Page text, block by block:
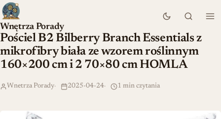
Wnętrza Porady
Pościel B2 Bilberry Branch Essentials z
mikrofibry biała ze wzorem roślinnym
160×200 cm i 2 70×80 cm HOMLA
Wnetrza Porady 2025-04-24 1 min czytania